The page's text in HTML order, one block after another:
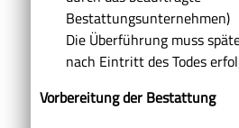
Bestattungsunternehmen)
Die Überführung muss
nach Eintritt des Todes
Vorbereitung der Bestattung